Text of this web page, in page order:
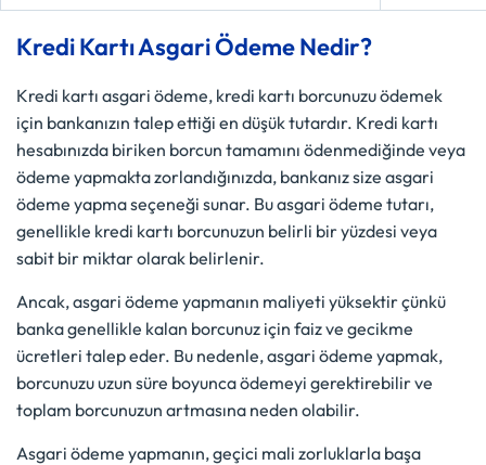
Kredi Kartı Asgari Ödeme Nedir?
Kredi kartı asgari ödeme, kredi kartı borcunuzu ödemek
için bankanızın talep ettiği en düşük tutardır. Kredi kartı
hesabınızda biriken borcun tamamını ödenmediğinde veya
ödeme yapmakta zorlandığınızda, bankanız size asgari
ödeme yapma seçeneği sunar. Bu asgari ödeme tutarı,
genellikle kredi kartı borcunuzun belirli bir yüzdesi veya
sabit bir miktar olarak belirlenir.
Ancak, asgari ödeme yapmanın maliyeti yüksektir çünkü
banka genellikle kalan borcunuz için faiz ve gecikme
ücretleri talep eder. Bu nedenle, asgari ödeme yapmak,
borcunuzu uzun süre boyunca ödemeyi gerektirebilir ve
toplam borcunuzun artmasına neden olabilir.
Asgari ödeme yapmanın, geçici mali zorluklarla başa